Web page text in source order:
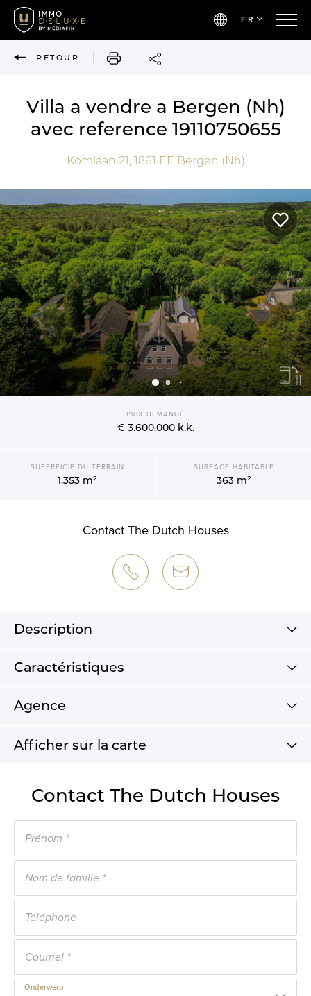
FR
RETOUR IMPRIMER
Villa a vendre a Bergen (Nh)
avec reference 19110750655
Komlaan 21, 1861 EE Bergen (Nh)
PRIX DEMANDÉ
€ 3.600.000k.k.
SUPERFICIE DU TERRAIN
1.353 m²
SURFACE HABITABLE
363 m²
Contact The Dutch Houses
Description
Caractéristiques
Agence
Afficher sur la carte
Contact The Dutch Houses
Onderwerp